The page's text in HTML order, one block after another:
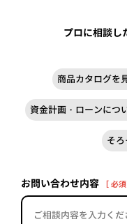
プロに相談し
商品カタログを
資金計画・ローンにつ
そ
お問い合わせ内容 ［ 必須